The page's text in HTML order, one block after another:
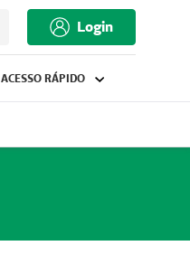
Login
ACESSO RÁPIDO